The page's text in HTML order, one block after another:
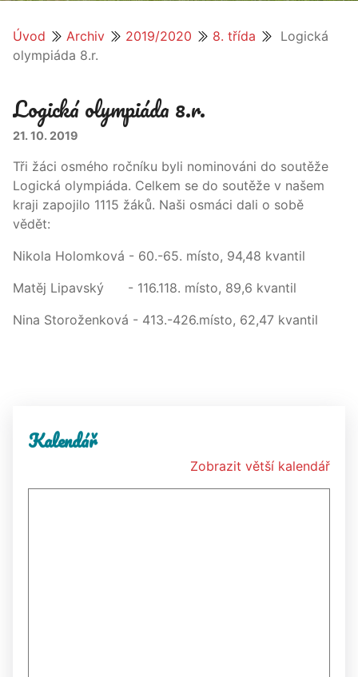
Úvod Archiv 2019/2020 8. třída
Logická
olympiáda 8.r.
Logická olympiáda 8.r.
21. 10. 2019
Tři žáci osmého ročníku byli nominováni do soutěže
Logická olympiáda. Celkem se do soutěže v našem
kraji zapojilo 1115 žáků. Naši osmáci dali o sobě
vědět:
Nikola Holomková - 60.-65. místo, 94,48 kvantil
Matěj Lipavský - 116.118. místo, 89,6 kvantil
Nina Storoženková - 413.-426.místo, 62,47 kvantil
Kalendář
Zobrazit větší kalendář